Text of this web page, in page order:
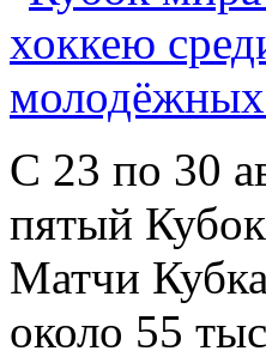
С 23 по 30
пятый
Матчи
около 55